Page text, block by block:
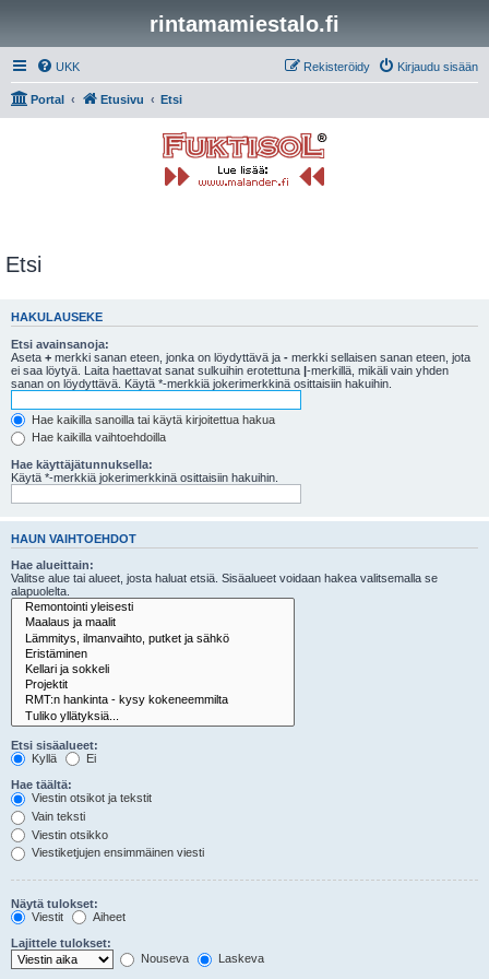
rintamamiestalo.fi
UKK Kirjaudu sisään
Rekisteröidy
Portal Etusivu Etsi
Etsi
HAKULAUSEKE
Etsi avainsanoja:
Aseta + merkki sanan eteen, jonka on löydyttävä ja - merkki sellaisen sanan eteen, jota
ei saa löytyä. Laita haettavat sanat sulkuihin erotettuna |-merkillä, mikäli vain yhden
sanan on löydyttävä. Käytä *-merkkiä jokerimerkkinä osittaisiin hakuihin.
Hae kaikilla sanoilla tai käytä kirjoitettua hakua
Hae kaikilla vaihtoehdoilla
Hae käyttäjätunnuksella:
Käytä *-merkkiä jokerimerkkinä osittaisiin hakuihin.
HAUN VAIHTOEHDOT
Hae alueittain:
Valitse alue tai alueet, josta haluat etsiä. Sisäalueet voidaan hakea valitsemalla se
alapuolelta.
Etsi sisäalueet:
Kyllä
Ei
Hae täältä:
Viestin otsikot ja tekstit
Vain teksti
Viestin otsikko
Viestiketjujen ensimmäinen viesti
Näytä tulokset:
Viestit
Aiheet
Lajittele tulokset:
Nouseva
Laskeva